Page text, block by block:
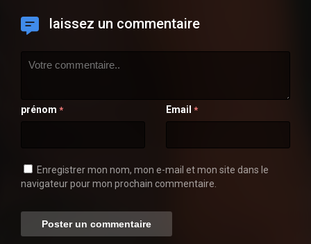
laissez un commentaire
prénom * Email *
Enregistrer mon nom, mon e-mail et mon site dans le
navigateur pour mon prochain commentaire.